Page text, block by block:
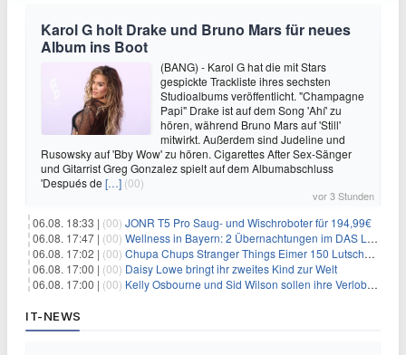
Karol G holt Drake und Bruno Mars für neues
Album ins Boot
(BANG) - Karol G hat die mit Stars
gespickte Trackliste ihres sechsten
Studioalbums veröffentlicht. "Champagne
Papi" Drake ist auf dem Song 'Ahí' zu
hören, während Bruno Mars auf 'Still'
mitwirkt. Außerdem sind Judeline und
Rusowsky auf 'Bby Wow' zu hören. Cigarettes After Sex-Sänger
und Gitarrist Greg Gonzalez spielt auf dem Albumabschluss
'Después de […] (00)
vor 3 Stunden
06.08. 18:33 | (00) JONR T5 Pro Saug- und Wischroboter für 194,99€
06.08. 17:47 | (00) Wellness in Bayern: 2 Übernachtungen im DAS LUDWIG Sports Resort inkl. HP + Wellness ab 174€ p.P.
06.08. 17:02 | (00) Chupa Chups Stranger Things Eimer 150 Lutscher für 21,95€
06.08. 17:00 | (00) Daisy Lowe bringt ihr zweites Kind zur Welt
06.08. 17:00 | (00) Kelly Osbourne und Sid Wilson sollen ihre Verlobung gelöst haben
IT-NEWS